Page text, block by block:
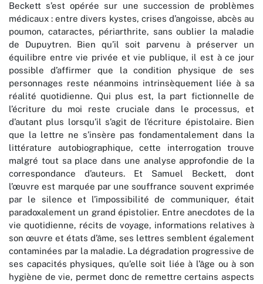
Beckett s’est opérée sur une succession de problèmes
médicaux : entre divers kystes, crises d’angoisse, abcès au
poumon, cataractes, périarthrite, sans oublier la maladie
de Dupuytren. Bien qu’il soit parvenu à préserver un
équilibre entre vie privée et vie publique, il est à ce jour
possible d’affirmer que la condition physique de ses
personnages reste néanmoins intrinsèquement liée à sa
réalité quotidienne. Qui plus est, la part fictionnelle de
l’écriture du moi reste cruciale dans le processus, et
d’autant plus lorsqu’il s’agit de l’écriture épistolaire. Bien
que la lettre ne s’insère pas fondamentalement dans la
littérature autobiographique, cette interrogation trouve
malgré tout sa place dans une analyse approfondie de la
correspondance d’auteurs. Et Samuel Beckett, dont
l’œuvre est marquée par une souffrance souvent exprimée
par le silence et l’impossibilité de communiquer, était
paradoxalement un grand épistolier. Entre anecdotes de la
vie quotidienne, récits de voyage, informations relatives à
son œuvre et états d’âme, ses lettres semblent également
contaminées par la maladie. La dégradation progressive de
ses capacités physiques, qu’elle soit liée à l’âge ou à son
hygiène de vie, permet donc de remettre certains aspects